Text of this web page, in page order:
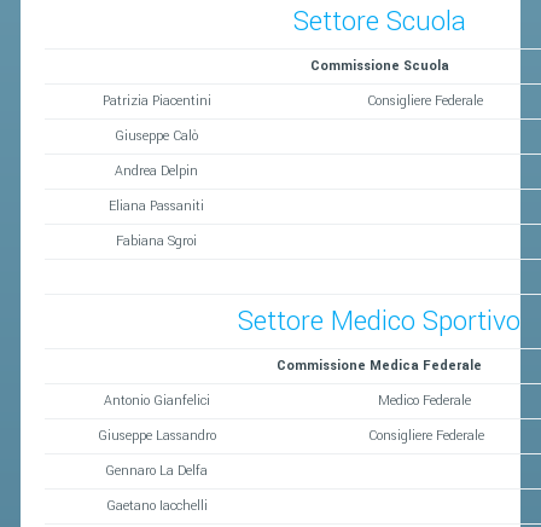
Settore Scuola
Commissione Scuola
Patrizia Piacentini
Consigliere Federale
Giuseppe Calò
Andrea Delpin
Eliana Passaniti
Fabiana Sgroi
Settore Medico Sportivo
Commissione Medica Federale
Antonio Gianfelici
Medico Federale
Giuseppe Lassandro
Consigliere Federale
Gennaro La Delfa
Gaetano Iacchelli